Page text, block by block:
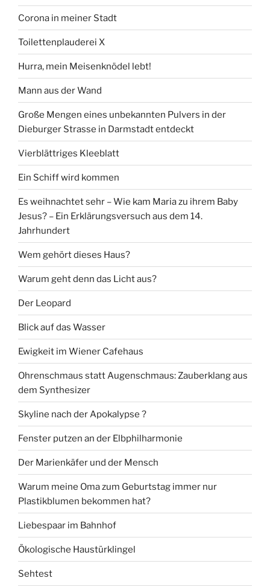
Corona in meiner Stadt
Toilettenplauderei X
Hurra, mein Meisenknödel lebt!
Mann aus der Wand
Große Mengen eines unbekannten Pulvers in der
Dieburger Strasse in Darmstadt entdeckt
Vierblättriges Kleeblatt
Ein Schiff wird kommen
Es weihnachtet sehr – Wie kam Maria zu ihrem Baby
Jesus? – Ein Erklärungsversuch aus dem 14.
Jahrhundert
Wem gehört dieses Haus?
Warum geht denn das Licht aus?
Der Leopard
Blick auf das Wasser
Ewigkeit im Wiener Cafehaus
Ohrenschmaus statt Augenschmaus: Zauberklang aus
dem Synthesizer
Skyline nach der Apokalypse ?
Fenster putzen an der Elbphilharmonie
Der Marienkäfer und der Mensch
Warum meine Oma zum Geburtstag immer nur
Plastikblumen bekommen hat?
Liebespaar im Bahnhof
Ökologische Haustürklingel
Sehtest